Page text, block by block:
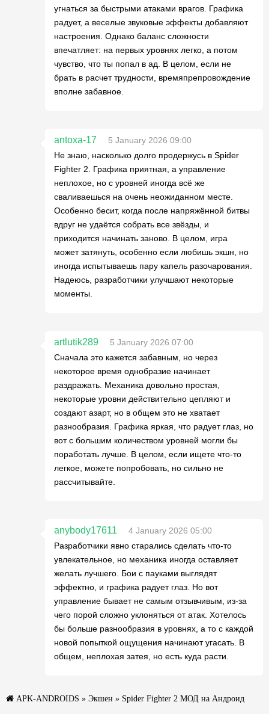
угнаться за быстрыми атаками врагов. Графика
радует, а веселые звуковые эффекты добавляют
настроения. Однако баланс сложности
впечатляет: на первых уровнях легко, а потом
чувство, что ты попал в ад. В целом, если не
брать в расчет трудности, времяпрепровождение
вполне забавное.
antoxa-17
5 January 2026 09:00
Не знаю, насколько долго продержусь в Spider
Fighter 2. Графика приятная, а управление
неплохое, но с уровней иногда всё же
сваливаешься на очень неожиданном месте.
Особенно бесит, когда после напряжённой битвы
вдруг не удаётся собрать все звёзды, и
приходится начинать заново. В целом, игра
может затянуть, особенно если любишь экшн, но
иногда испытываешь пару капель разочарования.
Надеюсь, разработчики улучшают некоторые
моменты.
artlutik289
5 January 2026 07:00
Сначала это кажется забавным, но через
некоторое время однобразие начинает
раздражать. Механика довольно простая,
некоторые уровни действительно цепляют и
создают азарт, но в общем это не хватает
разнообразия. Графика яркая, что радует глаз, но
вот с большим количеством уровней могли бы
поработать лучше. В целом, если ищете что-то
легкое, можете попробовать, но сильно не
рассчитывайте.
anybody17611
4 January 2026 05:00
Разработчики явно старались сделать что-то
увлекательное, но механика иногда оставляет
желать лучшего. Бои с пауками выглядят
эффектно, и графика радует глаз. Но вот
управление бывает не самым отзывчивым, из-за
чего порой сложно уклоняться от атак. Хотелось
бы больше разнообразия в уровнях, а то с каждой
новой попыткой ощущения начинают угасать. В
общем, неплохая затея, но есть куда расти.
APK-ANDROIDS » Экшен » Spider Fighter 2 МОД на Андроид